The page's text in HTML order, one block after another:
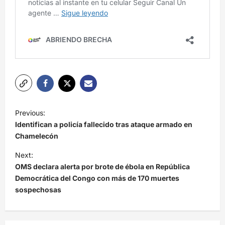
N
a
v
e
g
a
Previous:
Identifican a policía fallecido tras ataque armado en
Chamelecón
Next:
OMS declara alerta por brote de ébola en República
Democrática del Congo con más de 170 muertes
sospechosas